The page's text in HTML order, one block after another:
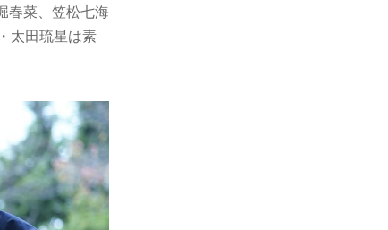
春菜、笠松七海
太⽥琉星は素